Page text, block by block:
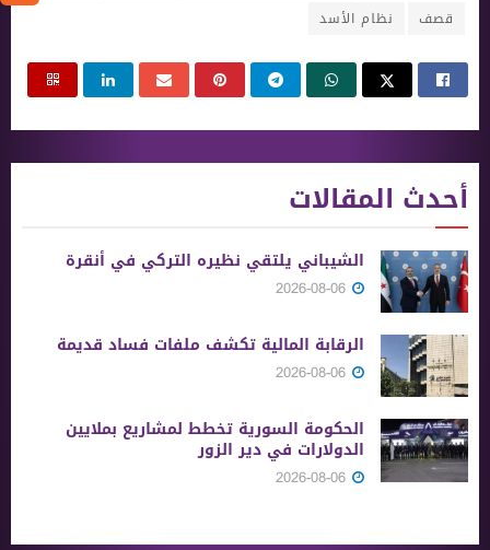
قصف
نظام الأسد
أحدث المقالات
الشيباني يلتقي نظيره التركي في أنقرة
الرقابة المالية تكشف ملفات فساد قديمة
الحكومة السورية تخطط لمشاريع بملايين
الدولارات في دير الزور